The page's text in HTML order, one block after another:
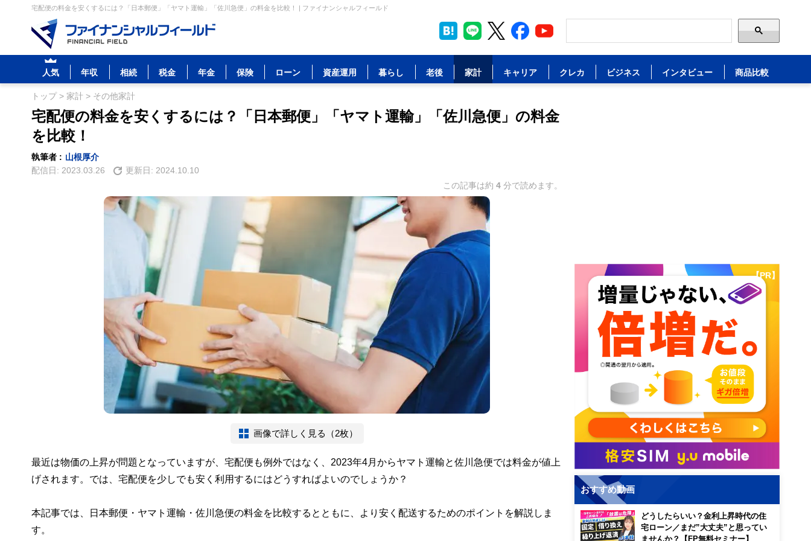
宅配便の料金を安くするには？「日本郵便」「ヤマト運輸」「佐川急便」の料金を比較！ | ファイナンシャルフィールド
人気 年収 相続 税金 年金 保険 ローン 資産運用 暮らし 老後 家計 キャリア クレカ ビジネス インタビュー 商品比較
トップ> 家計 > その他家計
宅配便の料金を安くするには？「日本郵便」「ヤマト運輸」「佐川急便」の料金
を比較！
執筆者 : 山根厚介
配信日: 2023.03.26 更新日: 2024.10.10
この記事は約 4 分で読めます。
画像で詳しく見る（2枚）
最近は物価の上昇が問題となっていますが、宅配便も例外ではなく、2023年4月からヤマト運輸と佐川急便では料金が値上
げされます。では、宅配便を少しでも安く利用するにはどうすればよいのでしょうか？
本記事では、日本郵便・ヤマト運輸・佐川急便の料金を比較するとともに、より安く配送するためのポイントを解説しま
す。
【PR】
おすすめ動画
どうしたらいい？金利上昇時代の住
宅ローン／まだ”大丈夫”と思ってい
ませんか？【FP無料セミナー】